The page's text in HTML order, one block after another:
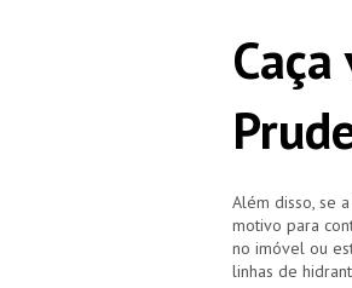
Além disso, se
motivo para
no imóvel ou
linhas de